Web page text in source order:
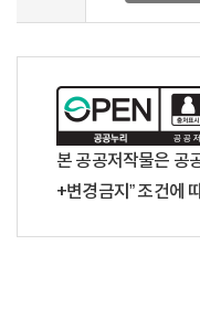
본 공공저작물은 공
+변경금지” 조건에